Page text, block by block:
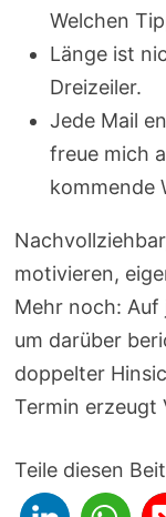
Welchen
Länge ist
Dreizeiler.
Jede Mail
freue mich
kommende
motivieren,
Mehr noch: Auf
um darüber
doppelter
Termin erzeugt
Teile diesen